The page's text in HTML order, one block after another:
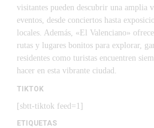
visitantes pueden descubrir una amplia
eventos, desde conciertos hasta
locales. Además, «El Valenciano»
rutas y lugares bonitos para explorar,
residentes como turistas encuentren
hacer en esta vibrante ciudad.
TIKTOK
[sbtt-tiktok feed=1]
ETIQUETAS